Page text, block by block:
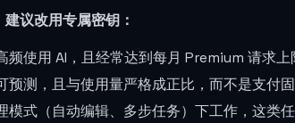
议改用专属密钥：
频使用 AI，且经常达到每月 Premium 请求上
预测，且与使用量严格成正比，而不是支付
模式（自动编辑、多步任务）下工作，这类